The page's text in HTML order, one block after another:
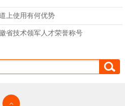
上使用有何优势
省技术领军人才荣誉称号